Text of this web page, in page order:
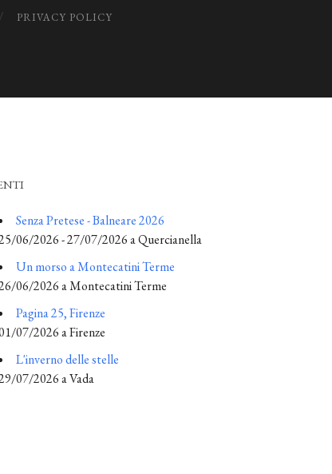
PRIVACY POLICY
Senza Pretese - Balneare 2026
06/2026 - 27/07/2026 a Quercianella
Un morso a Montecatini Terme
06/2026 a Montecatini Terme
Pagina 25, Firenze
07/2026 a Firenze
L'inverno delle stelle
07/2026 a Vada